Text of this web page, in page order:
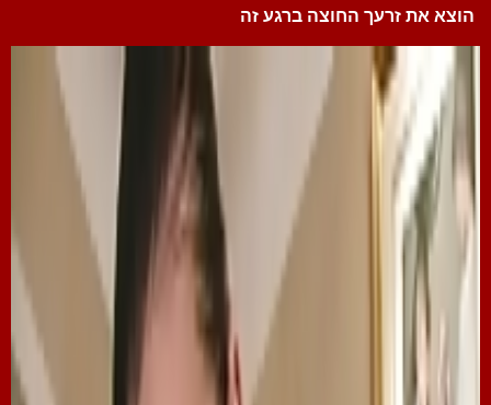
הוצא את זרעך החוצה ברגע זה